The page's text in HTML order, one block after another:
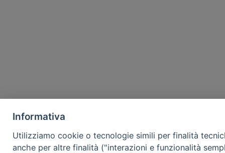
Informativa
Utilizziamo cookie o tecnologie simili per finalità
anche per altre finalità ("interazioni e funzionalità